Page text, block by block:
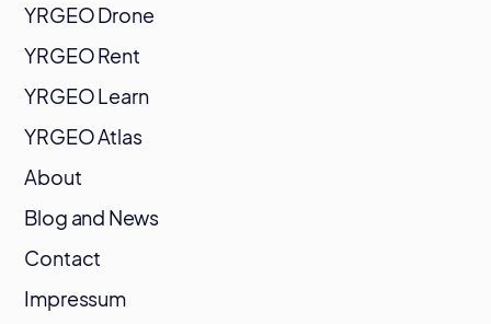
YRGEO Drone
YRGEO Rent
YRGEO Learn
YRGEO Atlas
About
Blog and News
Contact
Impressum